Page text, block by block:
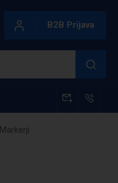
B2B Prijava
Markerji